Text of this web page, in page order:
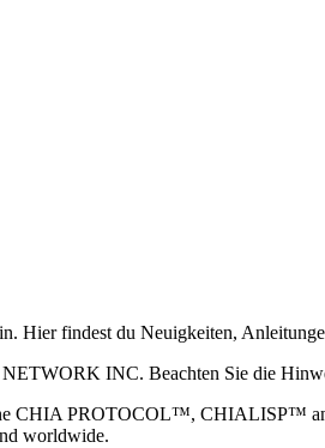
Hier findest du Neuigkeiten,
INC. Beachten Sie die
PROTOCOL™, CHIALISP™ and
worldwide.